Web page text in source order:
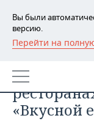
Вы были
версию.
Перейти на
РЕГИОНЫ
БАШКОРТОСТАН
ТАТАРСТАН
НОВОСТИ
АНАЛИТИКА
Бизнес-
«Вкусной